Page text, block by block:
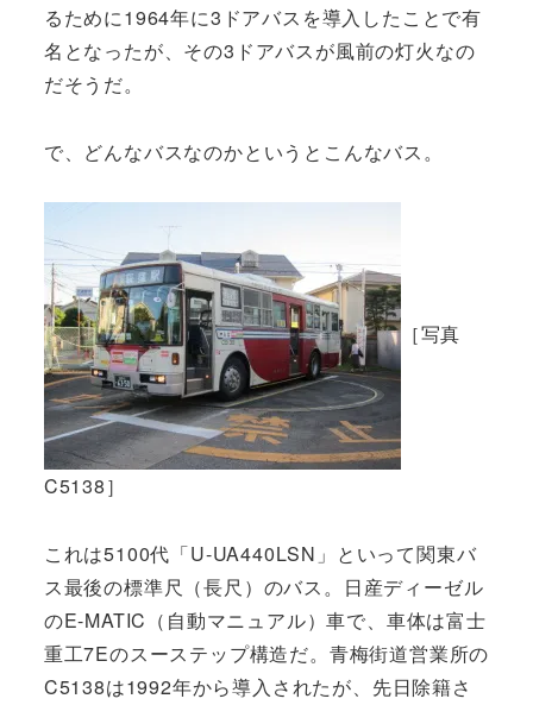
るために1964年に3ドアバスを導入したことで有
名となったが、その3ドアバスが風前の灯火なの
だそうだ。
で、どんなバスなのかというとこんなバス。
［写真
C5138］
これは5100代「U-UA440LSN」といって関東バ
ス最後の標準尺（長尺）のバス。日産ディーゼル
のE-MATIC（自動マニュアル）車で、車体は富士
重工7Eのスーステップ構造だ。青梅街道営業所の
C5138は1992年から導入されたが、先日除籍さ